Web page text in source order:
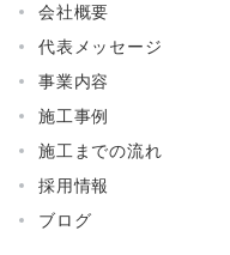
会社概要
代表メッセージ
事業内容
施工事例
施工までの流れ
採用情報
ブログ